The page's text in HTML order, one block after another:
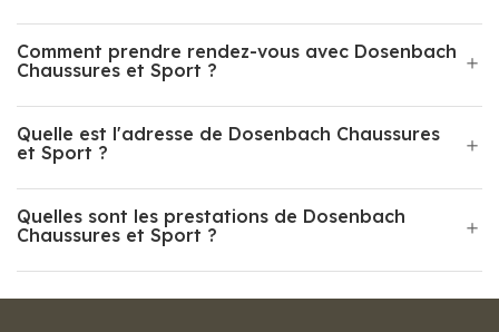
Comment prendre rendez-vous avec Dosenbach
Chaussures et Sport ?
Quelle est l'adresse de Dosenbach Chaussures
et Sport ?
Quelles sont les prestations de Dosenbach
Chaussures et Sport ?